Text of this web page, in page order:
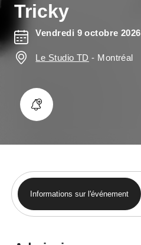
Tricky
Vendredi 9 octobre 2026
Le Studio TD - Montréal
Informations sur l'événement